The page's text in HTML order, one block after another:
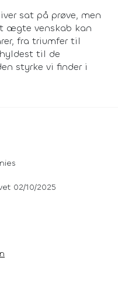
sat på prøve, men
ægte venskab kan
fra triumfer til
til de
styrke vi finder i
02/10/2025